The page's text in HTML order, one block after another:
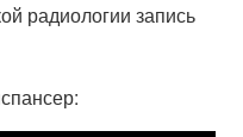
радиологии запись